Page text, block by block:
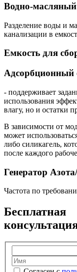
Водно-масляный
Разделение воды и
канализации в
Емкость для
Адсорбционный
- поддерживает
использования
влагу, но и остатки
В зависимости от
может
либо силикагель,
после каждого
Генератор
Частота по
Бесплатная